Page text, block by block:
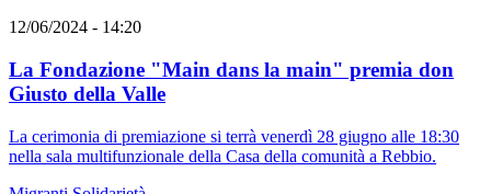
12/06/2024 - 14:20
La Fondazione "Main dans la main" premia don
Giusto della Valle
La cerimonia di premiazione si terrà venerdì 28 giugno alle 18:30
nella sala multifunzionale della Casa della comunità a Rebbio.